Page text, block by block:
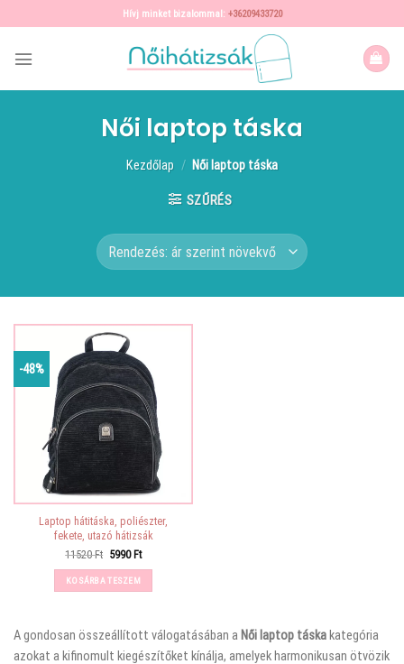
to
content
Hívj minket bizalommal: +36209433720
Női laptop táska
Kezdőlap / Női laptop táska
SZŰRÉS
-48%
Laptop hátitáska, poliészter,
fekete, utazó hátizsák
11520Ft Original
was:
11520 Ft.
5990 FtCurrent
KOSÁRBA TESZEM
Agondosan összeállított válogatásában a Női laptop táskakategória
azokat a kifinomult kiegészítőket kínálja, amelyek harmonikusan ötvözik